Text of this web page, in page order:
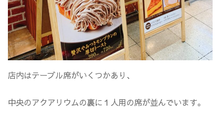
店内はテーブル席がいくつかあり、
中央のアクアリウムの裏に１人用の席が並んでいます。